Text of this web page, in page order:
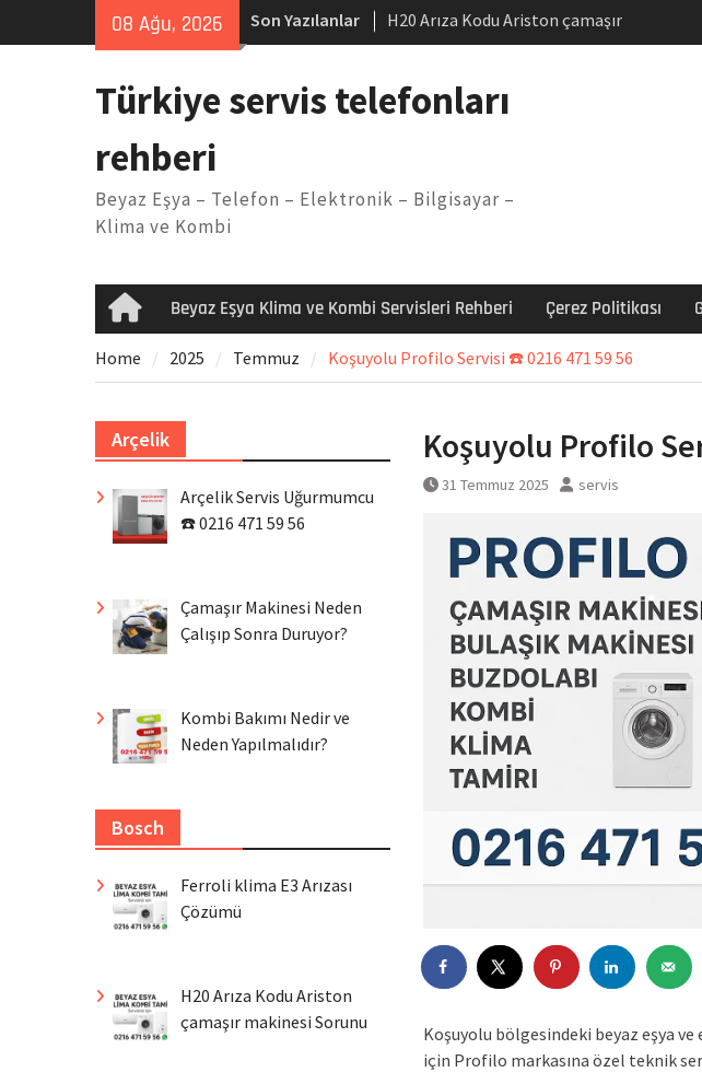
08 Ağu, 2026 Son Yazılanlar
H20 Arıza Kodu Ariston çamaşır
makinesi Sorunu
Arçelik buzdolabı F5 Hatası Çözüm
Ferroli klima E3 Arızası Çözümü
Türkiye servis telefonları
rehberi
Beyaz Eşya – Telefon – Elektronik – Bilgisayar –
Klima ve Kombi
HomeBeyaz Eşya Klima ve Kombi Servisleri Rehberi Çerez Politikası
Home 2025 Temmuz Koşuyolu Profilo Servisi ☎️ 0216 471 59 56
Koşuyolu Profilo
31 Temmuz 2025 servis
Koşuyolu bölgesindeki beyaz eşya ve
için Profilo markasına özel teknik
Arçelik
Arçelik Servis Uğurmumcu
☎️ 0216 471 59 56
Çamaşır Makinesi Neden
Çalışıp Sonra Duruyor?
Kombi Bakımı Nedir ve
Neden Yapılmalıdır?
Bosch
Ferroli klima E3 Arızası
Çözümü
H20 Arıza Kodu Ariston
çamaşır makinesi Sorunu